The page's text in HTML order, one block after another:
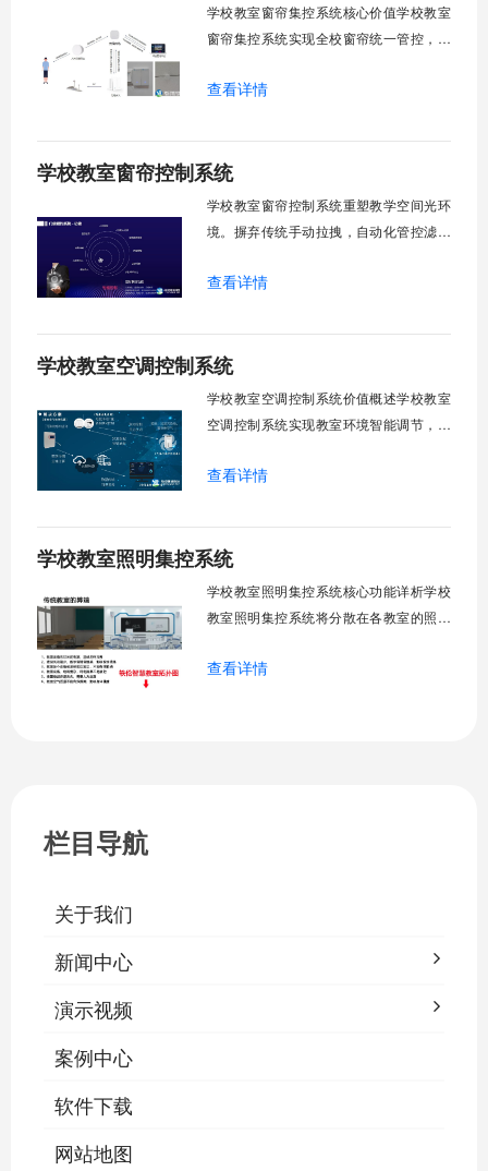
学校教室窗帘集控系统核心价值学校教室
窗帘集控系统实现全校窗帘统一管控，提
能化改造后，一键完成全校窗帘开合，节
生视力健康，营造舒适教学环境。节能减
排效果显著，延长窗帘使用寿命，降低学
查看详情
学校教室窗帘控制系统
学校教室窗帘控制系统重塑教学空间光环
境。摒弃传统手动拉拽，自动化管控滤除
足，节能降耗。精准适配多媒体教学、考
能智慧校园生态升级。智能光感调节1. 动
态光照追踪实时捕捉室外照度参数。光照
查看详情
学校教室空调控制系统
学校教室空调控制系统价值概述学校教室
空调控制系统实现教室环境智能调节，提
管理全校空调设备，远程监控运行状态，
警。管理人员通过平台统一管控，减少人
工巡检工作量，延长设备使用寿命，节约
查看详情
学校教室照明集控系统
学校教室照明集控系统核心功能详析学校
教室照明集控系统将分散在各教室的照明
关、按需调光、定时策略、能耗监测、故
查看详情
栏目导航
关于我们
新闻中心
演示视频
案例中心
软件下载
网站地图